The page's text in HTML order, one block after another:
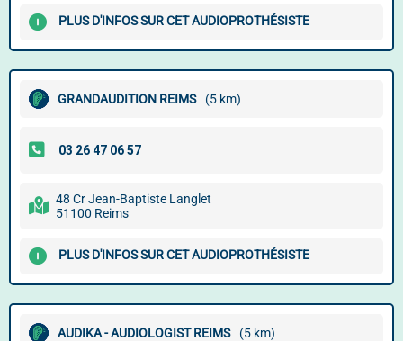
PLUS D'INFOS SUR CET AUDIOPROTHÉSISTE
GRANDAUDITION REIMS (5 km)
48 Cr Jean-Baptiste Langlet
51100 Reims
PLUS D'INFOS SUR CET AUDIOPROTHÉSISTE
AUDIKA - AUDIOLOGIST REIMS (5 km)